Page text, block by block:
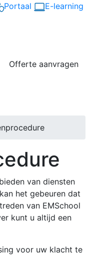
Portaal E-learning
Offerte aanvragen
van diensten
het gebeuren dat
van EMSchool
kunt u altijd een
voor uw klacht te